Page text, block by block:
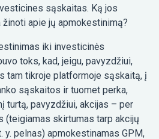
sąskaitas. Ką jos
apie jų apmokestinimą?
iki investicinės
toks, kad, jeigu, pavyzdžiui,
tam tikroje platformoje sąskaitą, į
sąskaitos ir tuomet perka,
turtą, pavyzdžiui, akcijas – per
(teigiamas skirtumas tarp akcijų
y. pelnas) apmokestinamas GPM,